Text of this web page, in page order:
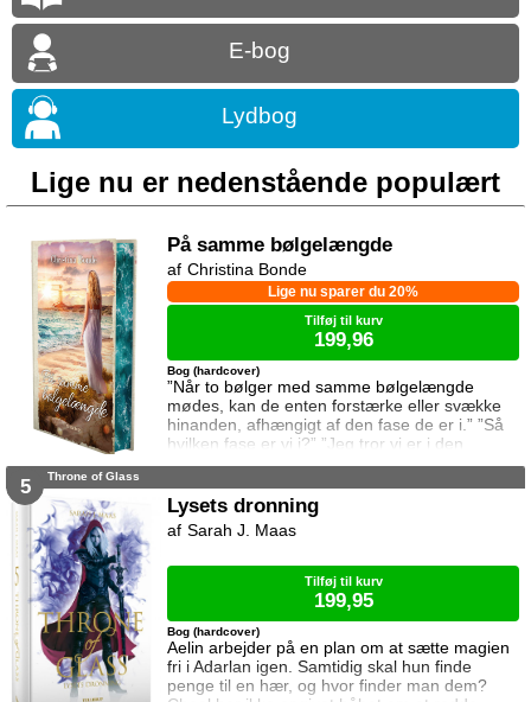
E-bog
Lydbog
Lige nu er nedenstående populært
På samme bølgelængde
”Når to bølger med samme bølgelængde
mødes, kan de enten forstærke eller svække
hinanden, afhængigt af den fase de er i.” ”Så
hvilken fase er vi i?” ”Jeg tror vi er i den
samme fase.” To ting er vigtige for Elina da
sætte sin afdøde fars hus til salg. Salget skal
gå hurtigt, og hendes ophold skal være kort.
Elina har ikke besøgt byen siden hendes far
Bog (hardcover)
Lige nu sparer du 20%
Christina Bonde
Tilføj til kurv
199,96
5 Throne of Glass
Lysets dronning
Aelin arbejder på en plan om at sætte magien
fri i Adarlan igen. Samtidig skal hun finde
penge til en hær, og hvor finder man dem?
Bog (hardcover)
Sarah J. Maas
Tilføj til kurv
199,95